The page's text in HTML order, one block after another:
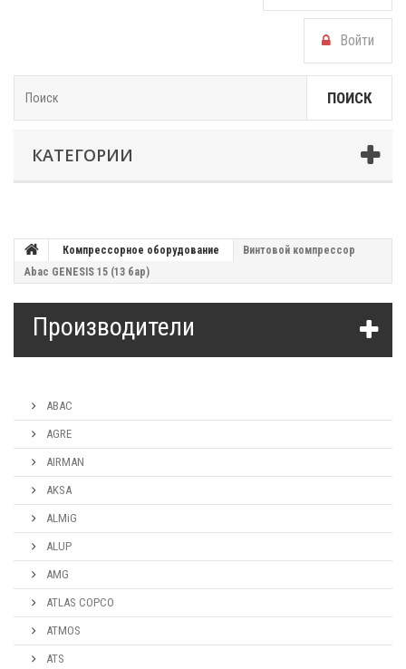
Войти
ПОИСК
КАТЕГОРИИ
Компрессорное оборудование
Винтовой компрессор
Abac GENESIS 15 (13 бар)
Производители
ABAC
AGRE
AIRMAN
AKSA
ALMiG
ALUP
AMG
ATLAS COPCO
ATMOS
ATS